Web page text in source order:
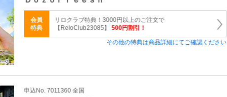
会員
特典
リロクラブ特典！3000円以上のご注文で
【ReloClub23085】 500円割引！
その他の特典は商品詳細にてご確認ください
申込No. 7011360 全国